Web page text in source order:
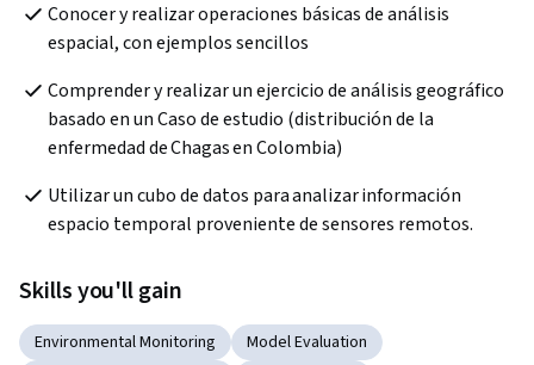
Conocer y realizar operaciones básicas de análisis
espacial, con ejemplos sencillos
Comprender y realizar un ejercicio de análisis geográfico
basado en un Caso de estudio (distribución de la
enfermedad de Chagas en Colombia)
Utilizar un cubo de datos para analizar información
espacio temporal proveniente de sensores remotos.
Skills you'll gain
Environmental Monitoring
Model Evaluation